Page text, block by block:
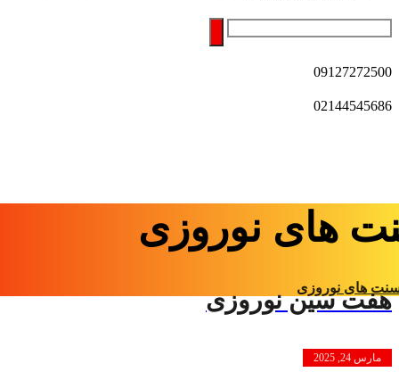
09127272500
02144545686
های نوروزی
های نوروزی
هفت سین نوروزی
مارس 24, 2025